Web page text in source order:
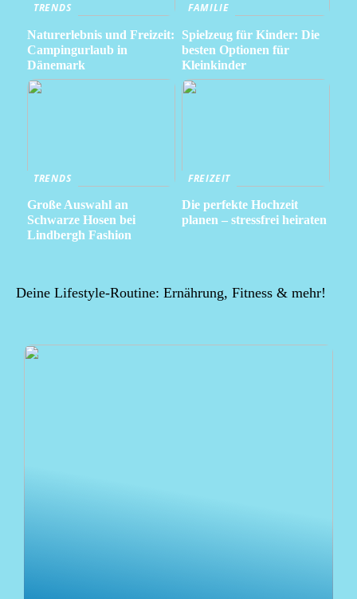
TRENDS
Naturerlebnis und Freizeit:
Campingurlaub in
Dänemark
FAMILIE
Spielzeug für Kinder: Die
besten Optionen für
Kleinkinder
TRENDS
Große Auswahl an
Schwarze Hosen bei
Lindbergh Fashion
FREIZEIT
Die perfekte Hochzeit
planen – stressfrei heiraten
Deine Lifestyle-Routine: Ernährung, Fitness & mehr!